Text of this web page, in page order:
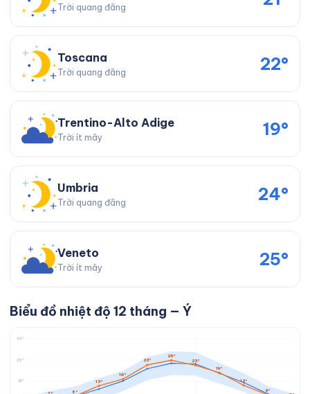
Trời quang đãng
Toscana
Trời quang đãng 22°
Trentino-Alto Adige
Trời ít mây 19°
Umbria
Trời quang đãng 24°
Veneto
Trời ít mây 25°
Biểu đồ nhiệt độ 12 tháng — Ý
15°
25°
35°
8°
13°
16°
23°
25°
23°
19°
13°
9°